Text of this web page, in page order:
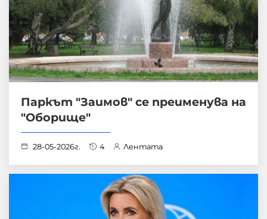
Паркът "Заимов" се преименува на
"Оборище"
28-05-2026г. 4 Лентата